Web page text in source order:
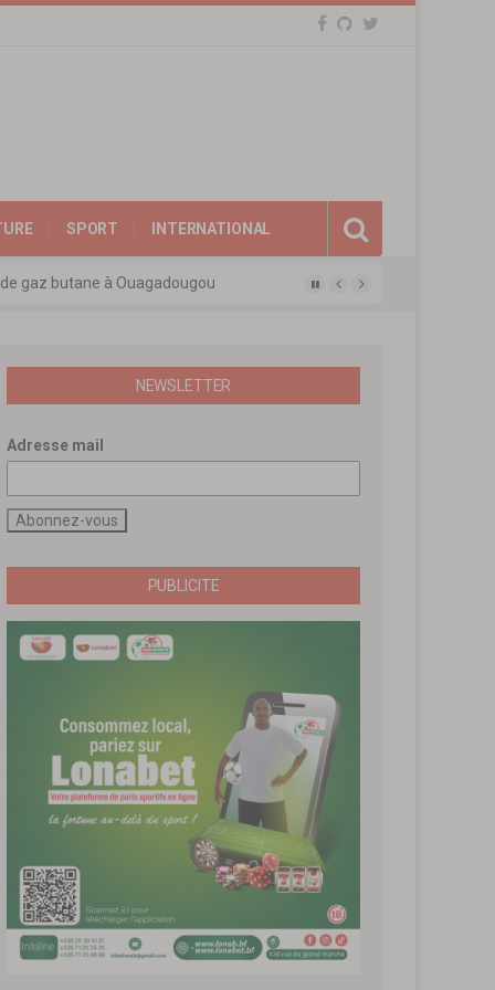
SPORT INTERNATIONAL
gaz butane à Ouagadougou
révolutionnaires
NEWSLETTER
Adresse mail
PUBLICITE